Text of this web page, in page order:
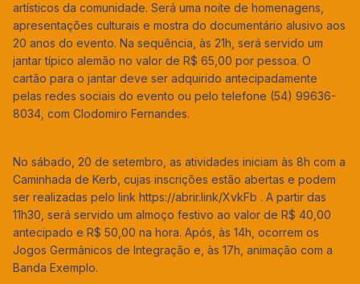
artísticos da comunidade. Será uma noite de homenagens,
apresentações culturais e mostra do documentário alusivo aos
20 anos do evento. Na sequência, às 21h, será servido um
jantar típico alemão no valor de R$ 65,00 por pessoa. O
cartão para o jantar deve ser adquirido antecipadamente
pelas redes sociais do evento ou pelo telefone (54) 99636-
8034, com Clodomiro Fernandes.
No sábado, 20 de setembro, as atividades iniciam às 8h com a
Caminhada de Kerb, cujas inscrições estão abertas e podem
ser realizadas pelo link https://abrir.link/XvkFb . A partir das
11h30, será servido um almoço festivo ao valor de R$ 40,00
antecipado e R$ 50,00 na hora. Após, às 14h, ocorrem os
Jogos Germânicos de Integração e, às 17h, animação com a
Banda Exemplo.